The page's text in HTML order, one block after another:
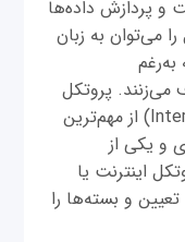
و پردازش داده‌ها
می‌توان به زبان‌
پروتکل
اینترنت یا IP (مخفف Internet Protocol) از مهم‌ترین
و یکی از
اینترنت یا
و بسته‌ها را